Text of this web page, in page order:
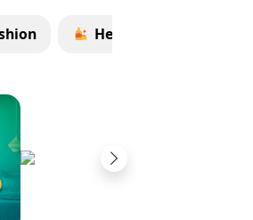
Health & Beauty
Next